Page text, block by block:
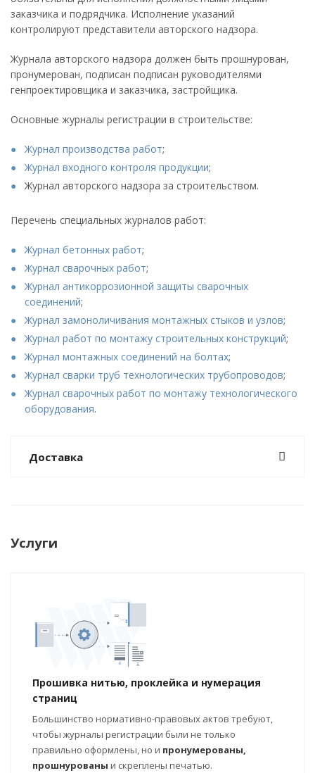
заказчика и подрядчика. Исполнение указаний
контролируют представители авторского надзора.
Журнала авторского надзора должен быть прошнурован,
пронумерован, подписан подписан руководителями
генпроектировщика и заказчика, застройщика.
Основные журналы регистрации в строительстве:
Журнал производства работ;
Журнал входного контроля продукции;
Журнал авторского надзора за строительством.
Перечень специальных журналов работ:
Журнал бетонных работ;
Журнал сварочных работ;
Журнал антикоррозионной защиты сварочных
соединений;
Журнал замоноличивания монтажных стыков и узлов;
Журнал работ по монтажу строительных конструкций;
Журнал монтажных соединений на болтах;
Журнал сварки труб технологических трубопроводов;
Журнал сварочных работ по монтажу технологического
оборудования.
Доставка
Услуги
Прошивка нитью, проклейка и нумерация
страниц
Большинство нормативно-правовых актов требуют,
чтобы журналы регистрации были не только
правильно оформлены, но и пронумерованы,
прошнурованы и скреплены печатью.